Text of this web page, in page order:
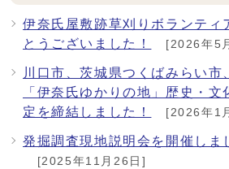
伊奈氏屋敷跡草刈りボランティ
とうございました！
[2026年5
川口市、茨城県つくばみらい市
「伊奈氏ゆかりの地」歴史・
定を締結しました！
[2026年1
発掘調査現地説明会を開催しま
[2025年11月26日]